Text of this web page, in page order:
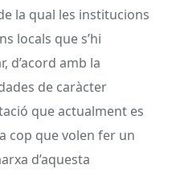
la qual les institucions
locals que s’hi
d’acord amb la
de caràcter
que actualment es
cop que volen fer un
d’aquesta